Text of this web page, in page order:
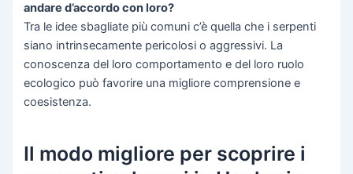
andare d’accordo con loro?
Tra le idee sbagliate più comuni c’è quella che i serpenti
siano intrinsecamente pericolosi o aggressivi. La
conoscenza del loro comportamento e del loro ruolo
ecologico può favorire una migliore comprensione e
coesistenza.
Il modo migliore per scoprire i